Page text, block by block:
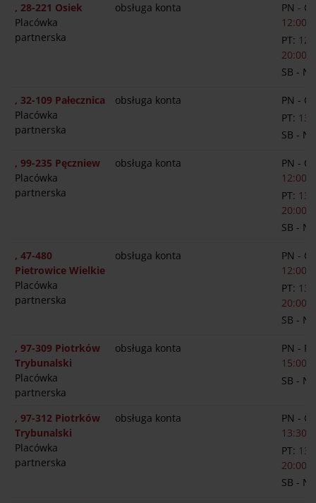
, 28-221 Osiek
Placówka
partnerska
obsługa konta
PN -
12:00-
PT:
20:00
SB -
, 32-109 Pałecznica
Placówka
partnerska
obsługa konta
PN -
PT:
SB -
, 99-235 Pęczniew
Placówka
partnerska
obsługa konta
PN -
12:00-
PT:
20:00
SB -
, 47-480
Pietrowice Wielkie
Placówka
partnerska
obsługa konta
PN -
12:00-
PT:
20:00
SB -
, 97-309 Piotrków
Trybunalski
Placówka
partnerska
obsługa konta
PN -
15:00
SB -
, 97-312 Piotrków
Trybunalski
Placówka
partnerska
obsługa konta
PN -
13:30-
PT:
20:00
SB -